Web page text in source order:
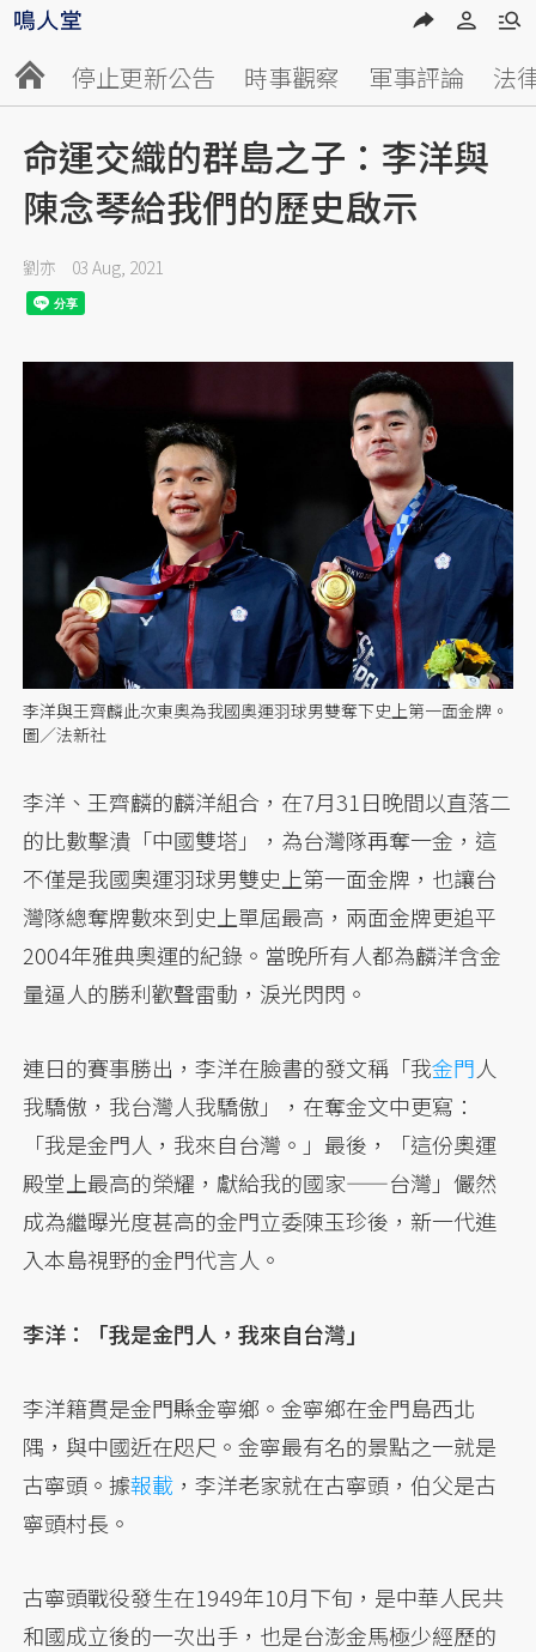
停止更新公告 時事觀察 軍事評論 法
命運交織的群島之子：李洋與
陳念琴給我們的歷史啟示
劉亦 03 Aug, 2021
李洋與王齊麟此次東奧為我國奧運羽球男雙奪下史上第一面金牌。
圖／法新社
李洋、王齊麟的麟洋組合，在7月31日晚間以直落二
的比數擊潰「中國雙塔」，為台灣隊再奪一金，這
不僅是我國奧運羽球男雙史上第一面金牌，也讓台
灣隊總奪牌數來到史上單屆最高，兩面金牌更追平
2004年雅典奧運的紀錄。當晚所有人都為麟洋含金
量逼人的勝利歡聲雷動，淚光閃閃。
連日的賽事勝出，李洋在臉書的發文稱「我金門人
我驕傲，我台灣人我驕傲」，在奪金文中更寫：
「我是金門人，我來自台灣。」最後，「這份奧運
殿堂上最高的榮耀，獻給我的國家——台灣」儼然
成為繼曝光度甚高的金門立委陳玉珍後，新一代進
入本島視野的金門代言人。
李洋：「我是金門人，我來自台灣」
李洋籍貫是金門縣金寧鄉。金寧鄉在金門島西北
隅，與中國近在咫尺。金寧最有名的景點之一就是
古寧頭。據報載 ，李洋老家就在古寧頭，伯父是古
寧頭村長。
古寧頭戰役發生在1949年10月下旬，是中華人民共
和國成立後的一次出手，也是台澎金馬極少經歷的